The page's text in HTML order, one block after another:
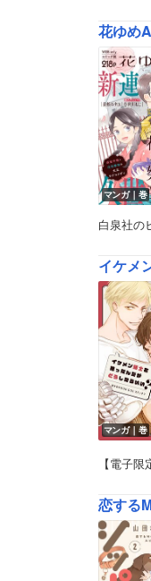
花ゆめ
マンガ｜巻
白泉社の
イケメ
マンガ｜巻
【電子
恋する